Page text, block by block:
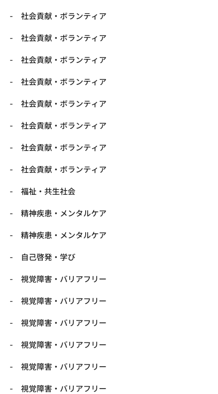
社会貢献・ボランティア
社会貢献・ボランティア
社会貢献・ボランティア
社会貢献・ボランティア
社会貢献・ボランティア
社会貢献・ボランティア
社会貢献・ボランティア
社会貢献・ボランティア
福祉・共生社会
精神疾患・メンタルケア
精神疾患・メンタルケア
自己啓発・学び
視覚障害・バリアフリー
視覚障害・バリアフリー
視覚障害・バリアフリー
視覚障害・バリアフリー
視覚障害・バリアフリー
視覚障害・バリアフリー